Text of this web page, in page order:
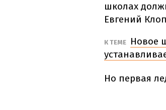
школах
Евгений
К ТЕМЕ
Новое
Но первая